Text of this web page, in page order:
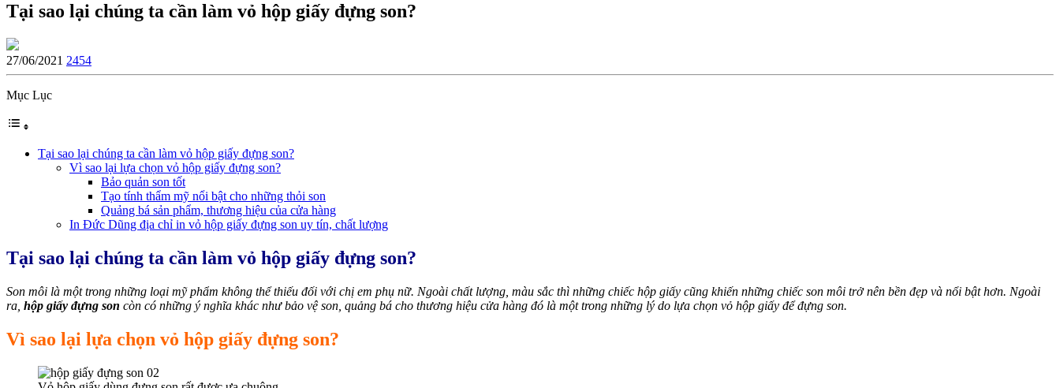
Tại sao lại chúng ta cần làm vỏ hộp giấy đựng son?
27/06/2021 2454
Mục Lục
Tại sao lại chúng ta cần làm vỏ hộp giấy đựng son?
Vì sao lại lựa chọn vỏ hộp giấy đựng son?
Bảo quản son tốt
Tạo tính thẩm mỹ nổi bật cho những thỏi son
Quảng bá sản phẩm, thương hiệu của cửa hàng
In Đức Dũng địa chỉ in vỏ hộp giấy đựng son uy tín, chất lượng
Tại sao lại chúng ta cần làm vỏ hộp giấy đựng son?
Son môi là một trong những loại mỹ phẩm không thể thiếu đối với chị em phụ nữ. Ngoài chất lượng, màu sắc thì những chiếc hộp giấy cũng khiến những chiếc son môi trở nên bền đẹp và nổi bật hơn. Ngoài
ra, hộp giấy đựng son còn có những ý nghĩa khác như bảo vệ son, quảng bá cho thương hiệu cửa hàng đó là một trong những lý do lựa chọn vỏ hộp giấy để đựng son.
Vì sao lại lựa chọn vỏ hộp giấy đựng son?